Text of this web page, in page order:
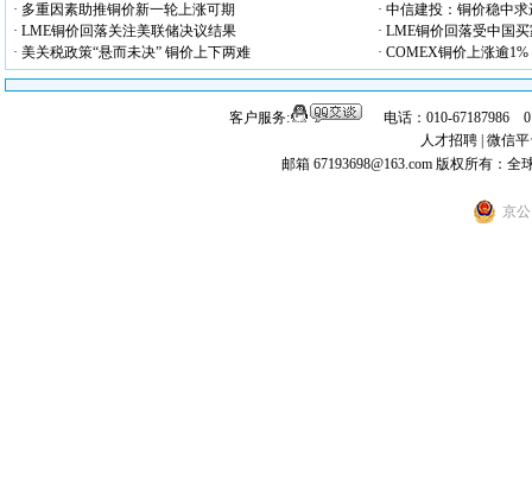
· 多重因素助推铜价新一轮上涨可期
· 中信建投：铜价稳中求
· LME铜价回落关注美联储决议结果
· LME铜价回落受中国
· 美关税政策“悬而未决” 铜价上下两难
· COMEX铜价上涨逾1%
客户服务:
电话：010-67187986
人才招聘 微信
邮箱 67193698@163.com 版权所有：全
京公